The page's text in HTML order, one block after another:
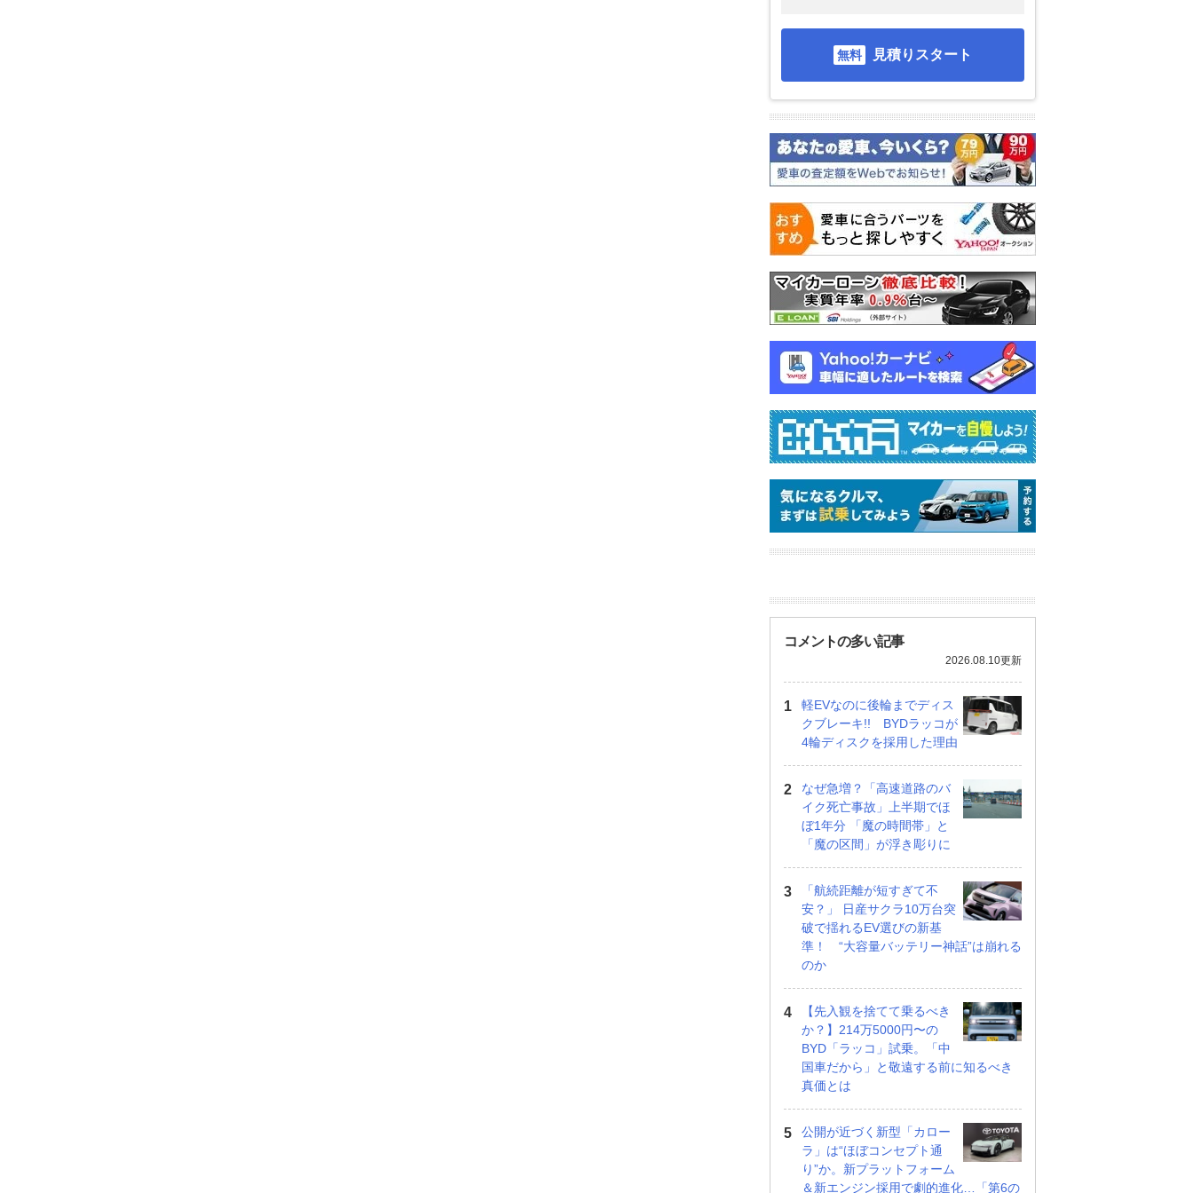
見積りスタート
コメントの多い記事
2026.08.10更新
軽EVなのに後輪までディス
クブレーキ!! BYDラッコが
4輪ディスクを採用した理由
なぜ急増？「高速道路のバ
イク死亡事故」上半期でほ
ぼ1年分 「魔の時間帯」と
「魔の区間」が浮き彫りに
「航続距離が短すぎて不
安？」 日産サクラ10万台突
破で揺れるEV選びの新基
準！ “大容量バッテリー神話”は崩れる
のか
【先入観を捨てて乗るべき
か？】214万5000円〜の
BYD「ラッコ」試乗。「中
国車だから」と敬遠する前に知るべき
真価とは
公開が近づく新型「カロー
ラ」は“ほぼコンセプト通
り”か。新プラットフォーム
＆新エンジン採用で劇的進化…「第6の